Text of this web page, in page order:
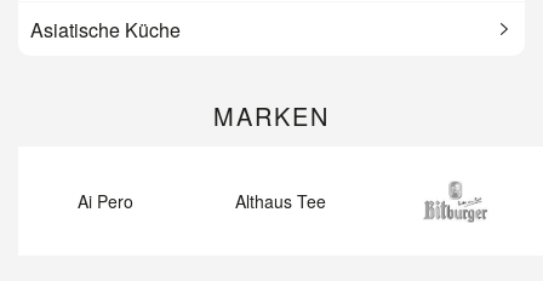
Asiatische Küche
MARKEN
Ai Pero Althaus Tee